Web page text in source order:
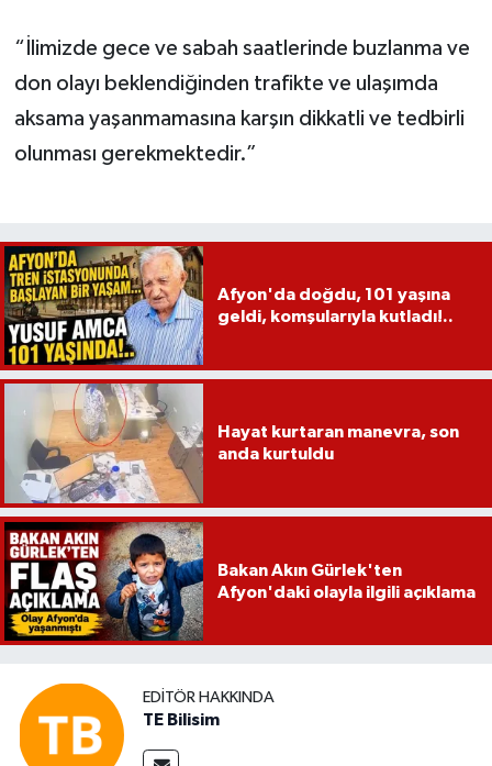
“İlimizde gece ve sabah saatlerinde buzlanma ve
don olayı beklendiğinden trafikte ve ulaşımda
aksama yaşanmamasına karşın dikkatli ve tedbirli
olunması gerekmektedir.”
Afyon'da doğdu, 101 yaşına
geldi, komşularıyla kutladı!..
Hayat kurtaran manevra, son
anda kurtuldu
Bakan Akın Gürlek'ten
Afyon'daki olayla ilgili açıklama
EDITÖR HAKKINDA
TE Bilisim